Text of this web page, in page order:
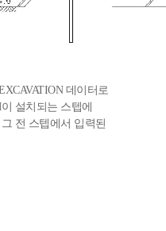
데이터로
설치되는 스텝에
전 스텝에서 입력된